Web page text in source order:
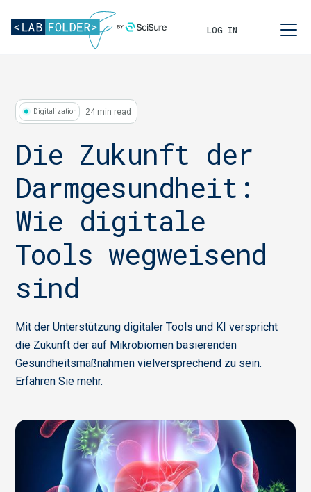
LOG IN
Digitalization 24 min read
Die Zukunft der
Darmgesundheit:
Wie digitale
Tools wegweisend
sind
Mit der Unterstützung digitaler Tools und KI verspricht
die Zukunft der auf Mikrobiomen basierenden
Gesundheitsmaßnahmen vielversprechend zu sein.
Erfahren Sie mehr.